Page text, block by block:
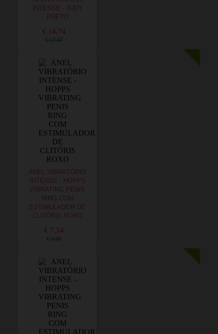
INTENSE - JUDY
PRETO
€ 14,74
€ 17,47
ANEL VIBRATÓRIO
INTENSE - HOPPS
VIBRATING PENIS
RING COM
ESTIMULADOR DE
CLITÓRIS ROXO
€ 7,54
€ 9,08